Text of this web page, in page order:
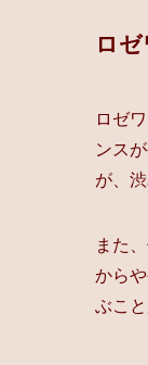
ロ
ロゼ
ンス
が、
また
から
ぶこと